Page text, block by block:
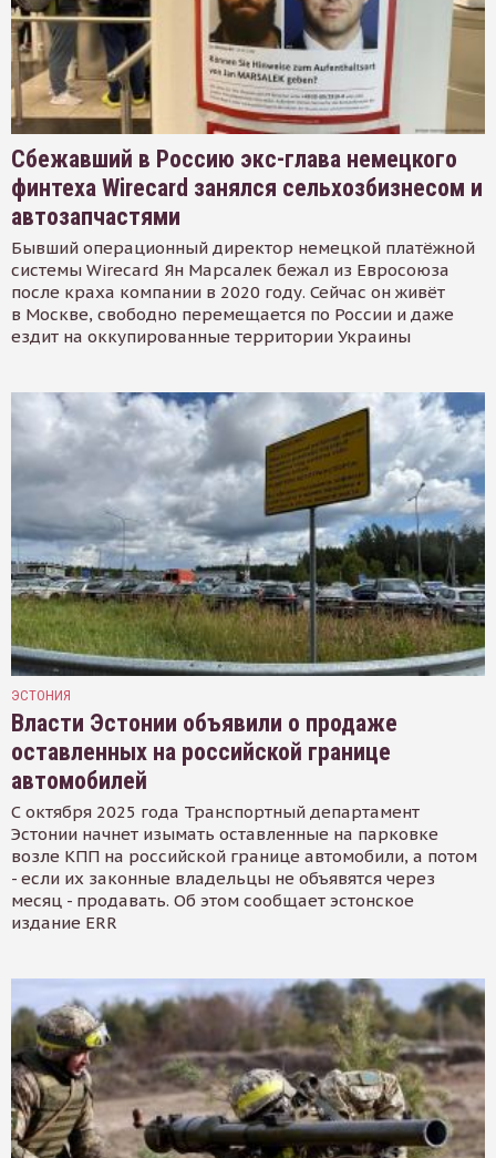
Сбежавший в Россию экс-глава немецкого
финтеха Wirecard занялся сельхозбизнесом и
автозапчастями
Бывший операционный директор немецкой платёжной
системы Wirecard Ян Марсалек бежал из Евросоюза
после краха компании в 2020 году. Сейчас он живёт
в Москве, свободно перемещается по России и даже
ездит на оккупированные территории Украины
ЭСТОНИЯ
Власти Эстонии объявили о продаже
оставленных на российской границе
автомобилей
С октября 2025 года Транспортный департамент
Эстонии начнет изымать оставленные на парковке
возле КПП на российской границе автомобили, а потом
- если их законные владельцы не объявятся через
месяц - продавать. Об этом сообщает эстонское
издание ERR